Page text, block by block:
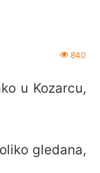
840
u Kozarcu,
gledana,